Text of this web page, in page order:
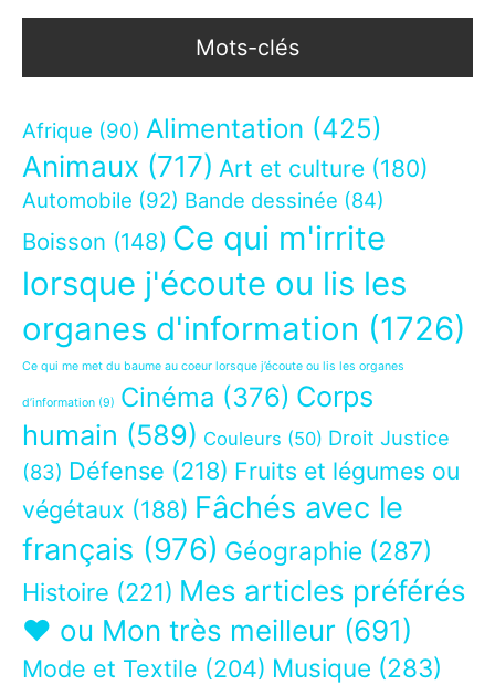
Mots-clés
Afrique (90) Alimentation (425)
Animaux (717) Art et culture (180)
Automobile (92) Bande dessinée (84)
Boisson (148) Ce qui m'irrite
lorsque j'écoute ou lis les
organes d'information (1726)
Ce qui me met du baume au coeur lorsque j’écoute ou lis les organes
d’information (9) Cinéma (376) Corps
humain (589) Couleurs (50) Droit Justice
(83) Défense (218) Fruits et légumes ou
végétaux (188) Fâchés avec le
français (976) Géographie (287)
Histoire (221) Mes articles préférés
❤ ou Mon très meilleur (691)
Mode et Textile (204) Musique (283)